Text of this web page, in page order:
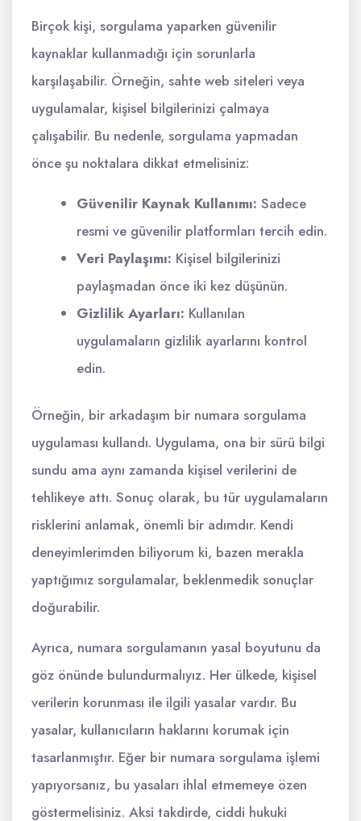
Birçok kişi, sorgulama yaparken güvenilir
kaynaklar kullanmadığı için sorunlarla
karşılaşabilir. Örneğin, sahte web siteleri veya
uygulamalar, kişisel bilgilerinizi çalmaya
çalışabilir. Bu nedenle, sorgulama yapmadan
önce şu noktalara dikkat etmelisiniz:
Güvenilir Kaynak Kullanımı: Sadece
resmi ve güvenilir platformları tercih edin.
Veri Paylaşımı: Kişisel bilgilerinizi
paylaşmadan önce iki kez düşünün.
Gizlilik Ayarları: Kullanılan
uygulamaların gizlilik ayarlarını kontrol
edin.
Örneğin, bir arkadaşım bir numara sorgulama
uygulaması kullandı. Uygulama, ona bir sürü bilgi
sundu ama aynı zamanda kişisel verilerini de
tehlikeye attı. Sonuç olarak, bu tür uygulamaların
risklerini anlamak, önemli bir adımdır. Kendi
deneyimlerimden biliyorum ki, bazen merakla
yaptığımız sorgulamalar, beklenmedik sonuçlar
doğurabilir.
Ayrıca, numara sorgulamanın yasal boyutunu da
göz önünde bulundurmalıyız. Her ülkede, kişisel
verilerin korunması ile ilgili yasalar vardır. Bu
yasalar, kullanıcıların haklarını korumak için
tasarlanmıştır. Eğer bir numara sorgulama işlemi
yapıyorsanız, bu yasaları ihlal etmemeye özen
göstermelisiniz. Aksi takdirde, ciddi hukuki